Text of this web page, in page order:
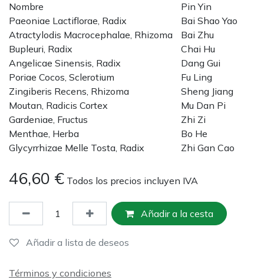
Nombre
Pin Yin
Paeoniae Lactiflorae, Radix
Bai Shao Yao
Atractylodis Macrocephalae, Rhizoma
Bai Zhu
Bupleuri, Radix
Chai Hu
Angelicae Sinensis, Radix
Dang Gui
Poriae Cocos, Sclerotium
Fu Ling
Zingiberis Recens, Rhizoma
Sheng Jiang
Moutan, Radicis Cortex
Mu Dan Pi
Gardeniae, Fructus
Zhi Zi
Menthae, Herba
Bo He
Glycyrrhizae Melle Tosta, Radix
Zhi Gan Cao
46,60 € Todos los precios incluyen IVA
Añadir a la cesta
Añadir a lista de deseos
Términos y condiciones